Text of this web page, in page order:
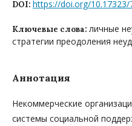
DOI: https://doi.org/
Ключевые слова: личные
стратегии преодоления
Аннотация
Некоммерческие
системы социальной